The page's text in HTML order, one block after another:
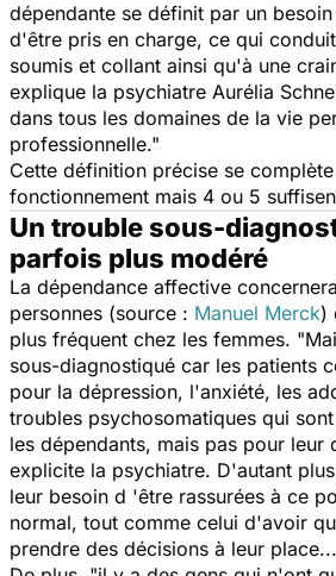
dépendante se définit par un
d'être pris en charge, ce qui
soumis et collant ainsi qu'à une
explique la psychiatre Aurélia
dans tous les domaines de la vie
professionnelle."
Cette définition précise se
fonctionnement mais 4 ou 5
Un trouble sous-
parfois plus modéré
La dépendance affective
personnes (source : Manuel Merck)
plus fréquent chez les femmes.
sous-diagnostiqué car les patients
pour la dépression, l'anxiété, les
troubles psychosomatiques qui
les dépendants, mais pas pour leur
explicite la psychiatre. D'autant
leur besoin d 'être rassurées à ce
normal, tout comme celui d'avoir
prendre des décisions à leur place...